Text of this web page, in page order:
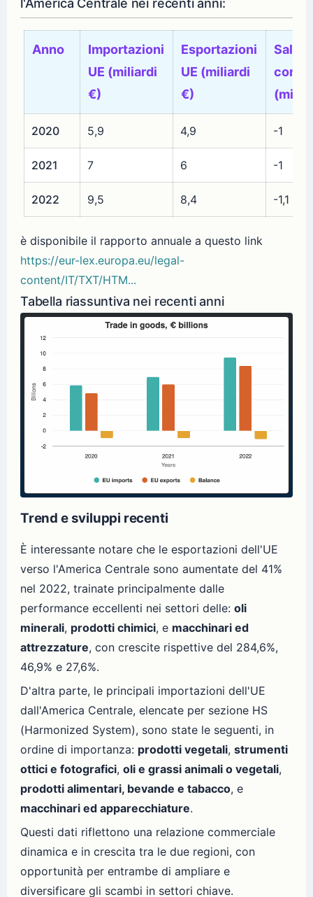
l'America Centrale nei recenti anni:
Anno
Importazioni
UE (miliardi
€)
Esportazioni
UE (miliardi
€)
Saldo
2020 5,9 4,9 -1
2021 7 6 -1
2022 9,5 8,4 -1,1
è disponibile il rapporto annuale a questo link
https://eur-lex.europa.eu/legal-
content/IT/TXT/HTM...
Tabella riassuntiva nei recenti anni
Trend e sviluppi recenti
È interessante notare che le esportazioni dell'UE
verso l'America Centrale sono aumentate del 41%
nel 2022, trainate principalmente dalle
performance eccellenti nei settori delle: oli
minerali, prodotti chimici, e macchinari ed
attrezzature, con crescite rispettive del 284,6%,
46,9% e 27,6%.
D'altra parte, le principali importazioni dell'UE
dall'America Centrale, elencate per sezione HS
(Harmonized System), sono state le seguenti, in
ordine di importanza: prodotti vegetali, strumenti
ottici e fotografici, oli e grassi animali o vegetali,
prodotti alimentari, bevande e tabacco, e
macchinari ed apparecchiature.
Questi dati riflettono una relazione commerciale
dinamica e in crescita tra le due regioni, con
opportunità per entrambe di ampliare e
diversificare gli scambi in settori chiave.